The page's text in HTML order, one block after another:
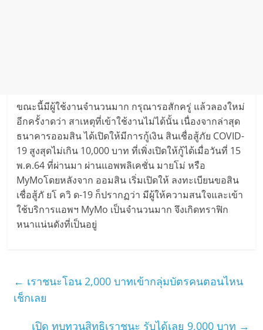
ขณะนี้มีผู้ใช้งานจำนวนมาก กรุณารอสักครู่ แล้วลองใหม่
อีกครั้งาดว่า สาเหตุที่เข้าใช้งานไม่ได้นั้น เนื่องจากล่าสุด
ธนาคารออมสิน ได้เปิดให้มีการกู้เงิน สินเชื่อสู้ภัย COVID-
19 สูงสุดไม่เกิน 10,000 บาท ที่เพิ่งเปิดให้กู้ได้เมื่อวันที่ 15
พ.ค.64 ที่ผ่านมา ผ่านแอพพลิเคชั่น มายโม่ หรือ
MyMoโดยหลังจาก ออมสิน เริ่มเปิดให้ ลงทะเบียนขอสิน
เชื่อสู้ภั ยโ ควิ ด-19 ก็ปรากฏว่า มีผู้ให้ความสนใจและเข้า
ใช้บริการแอพฯ MyMo เป็นจำนวนมาก จึงเกิดทราฟิก
หนาแน่นดังที่เป็นอยู่
← เราชนะโอน 2,000 บาทเข้ากลุ่มบัตรคนตอนไหน
เช็กเลย
เปิด ทบทวนสิทธิเราชนะ รับได้เลย 9,000 บาท →